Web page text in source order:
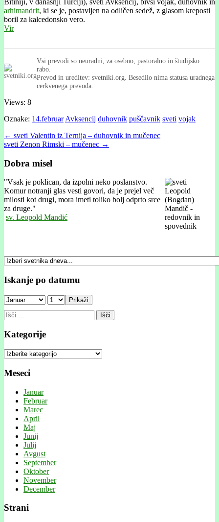
arhimandrit, ki se je, postavljen na odličen sedež, z glasom kreposti
boril za kalcedonsko vero.
Vir
Vsi prevodi so neuradni, za osebno, pastoralno in študijsko
rabo.
Prevod in ureditev: svetniki.org. Besedilo nima statusa uradnega
cerkvenega prevoda.
Views: 8
Oznake: 14.februar Avksencij duhovnik puščavnik sveti vojak
Post
navigation
← sveti Valentin iz Ternija – duhovnik in mučenec
sveti Zenon Rimski – mučenec →
Dobra misel
"Vsak je poklican, da izpolni neko poslanstvo.
Komur notranji glas vesti govori, da je prejel več
milosti kot drugi, mora imeti to­liko bolj odprto srce
za druge."
sv. Leopold Mandić
Iskanje po datumu
Prikaži
Išči:
Kategorije
Kategorije
Meseci
Januar
Februar
Marec
April
Maj
Junij
Julij
Avgust
September
Oktober
November
December
Strani